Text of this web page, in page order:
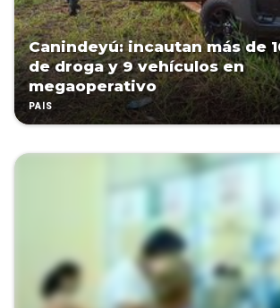
Canindeyú: incautan más de
de droga y 9 vehículos en
megaoperativo
PAÍS